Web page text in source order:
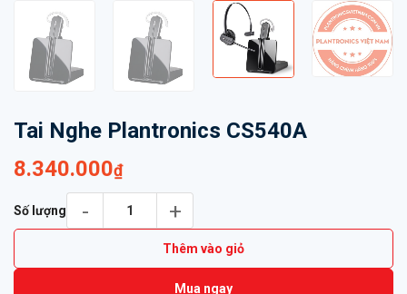
Tai Nghe Plantronics CS540A
8.340.000₫
Số lượng
Tai Nghe Plantronics CS540A số lượng
Thêm vào giỏ
Mua ngay